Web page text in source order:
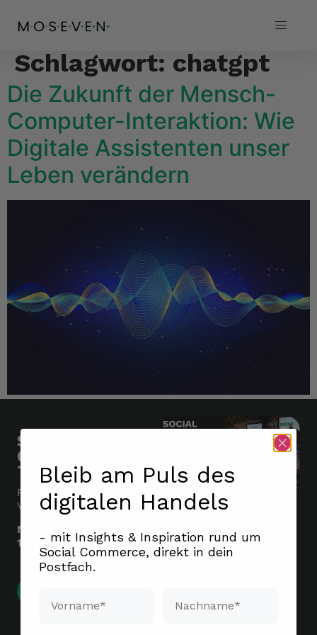
Schlagwort: chatgpt
Die Zukunft der Mensch-
Computer-Interaktion: Wie
Digitale Assistenten unser
Leben verändern
SOCIAL
COMMERCE
TREFF
Praxisberichte statt
Verkaufsshow.
Nächster Termin:
15.09.2026 | 18 Uhr
Bleib am Puls des
digitalen Handels
- mit Insights & Inspiration rund um
Social Commerce, direkt in dein
Postfach.